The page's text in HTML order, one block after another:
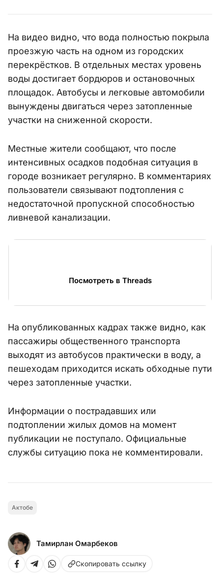
На видео видно, что вода полностью покрыла
проезжую часть на одном из городских
перекрёстков. В отдельных местах уровень
воды достигает бордюров и остановочных
площадок. Автобусы и легковые автомобили
вынуждены двигаться через затопленные
участки на сниженной скорости.
Местные жители сообщают, что после
интенсивных осадков подобная ситуация в
городе возникает регулярно. В комментариях
пользователи связывают подтопления с
недостаточной пропускной способностью
ливневой канализации.
Посмотреть в Threads
На опубликованных кадрах также видно, как
пассажиры общественного транспорта
выходят из автобусов практически в воду, а
пешеходам приходится искать обходные пути
через затопленные участки.
Информации о пострадавших или
подтоплении жилых домов на момент
публикации не поступало. Официальные
службы ситуацию пока не комментировали.
Актобе
Тамирлан Омарбеков
Скопировать ссылку